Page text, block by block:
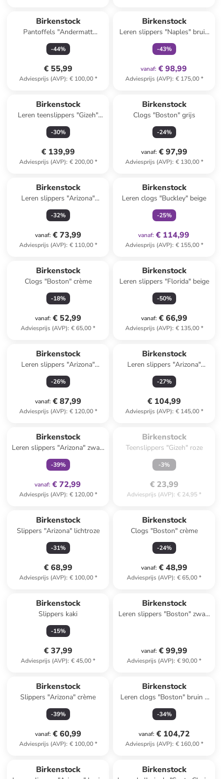
Birkenstock
Pantoffels "Andermatt
Standard" grijs
-44%
€ 55,99
Adviesprijs (AVP): € 100,00*
Birkenstock
Leren slippers "Naples" bruin
- wijdte S
-43%
vanaf: € 98,99
Adviesprijs (AVP): € 175,00*
Birkenstock
Leren teenslippers "Gizeh"
bruin
-30%
€ 139,99
Adviesprijs (AVP): € 200,00*
Birkenstock
Clogs "Boston" grijs
-24%
vanaf: € 97,99
Adviesprijs (AVP): € 130,00*
Birkenstock
Leren slippers "Arizona"
donkerbruin - wijdte N
-32%
vanaf: € 73,99
Adviesprijs (AVP): € 110,00*
Birkenstock
Leren clogs "Buckley" beige
-25%
vanaf: € 114,99
Adviesprijs (AVP): € 155,00*
Birkenstock
Clogs "Boston" crème
-18%
vanaf: € 52,99
Adviesprijs (AVP): € 65,00*
Birkenstock
Leren slippers "Florida" beige
-50%
vanaf: € 66,99
Adviesprijs (AVP): € 135,00*
Birkenstock
Leren slippers "Arizona"
lichtbruin
-26%
vanaf: € 87,99
Adviesprijs (AVP): € 120,00*
Birkenstock
Leren slippers "Arizona"
lichtbruin
-27%
€ 104,99
Adviesprijs (AVP): € 145,00*
Birkenstock
Leren slippers "Arizona" zwart
- wijdte S
-39%
vanaf: € 72,99
Adviesprijs (AVP): € 120,00*
uitverkocht.
Birkenstock
Teenslippers "Gizeh" roze
-3%
€ 23,99
Adviesprijs (AVP): € 24,95*
Birkenstock
Slippers "Arizona" lichtroze
-31%
€ 68,99
Adviesprijs (AVP): € 100,00*
Birkenstock
Clogs "Boston" crème
-24%
vanaf: € 48,99
Adviesprijs (AVP): € 65,00*
Birkenstock
Slippers kaki
-15%
€ 37,99
Adviesprijs (AVP): € 45,00*
Birkenstock
Leren slippers "Boston" zwart
vanaf: € 99,99
Adviesprijs (AVP): € 90,00*
Birkenstock
Slippers "Arizona" crème
-39%
vanaf: € 60,99
Adviesprijs (AVP): € 100,00*
Birkenstock
Leren clogs "Boston" bruin -
wijdte S
-34%
vanaf: € 104,72
Adviesprijs (AVP): € 160,00*
Birkenstock Birkenstock